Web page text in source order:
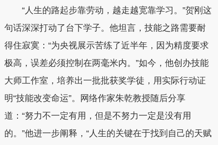
“人生的路起步靠劳动，越走越宽靠学习。”贺刚这
句话深深打动了台下学子。他坦言，技能之路需要耐
得住寂寞：“为央视展示苦练了近半年，因为精度要求
极高，误差必须控制在两毫米内。”如今，他创办技能
大师工作室，培养出一批批获奖学徒，用实际行动证
明“技能改变命运”。网络作家朱乾教授随后分享
道：“努力不一定有用，但是不努力一定是没有用
的。”他进一步阐释，“人生的关键在于找到自己的天赋